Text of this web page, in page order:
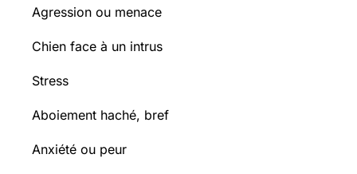
Agression ou menace
Chien face à un intrus
Stress
Aboiement haché, bref
Anxiété ou peur